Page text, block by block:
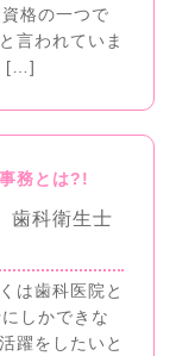
格の一つで
言われていま
[…]
務とは?!
科衛生士
は歯科医院と
しかできな
躍をしたいと